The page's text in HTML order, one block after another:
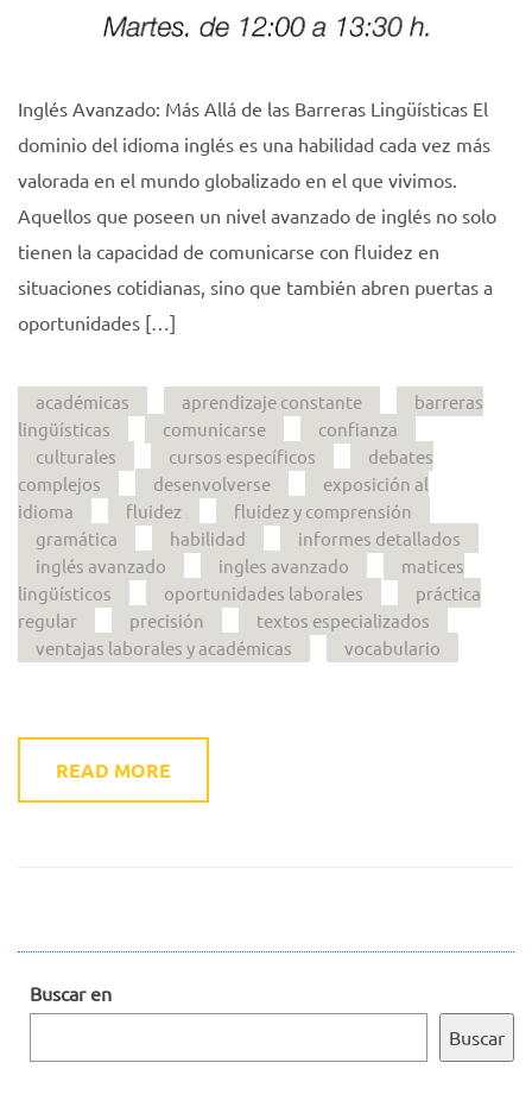
Inglés Avanzado: Más Allá de las Barreras Lingüísticas El
dominio del idioma inglés es una habilidad cada vez más
valorada en el mundo globalizado en el que vivimos.
Aquellos que poseen un nivel avanzado de inglés no solo
tienen la capacidad de comunicarse con fluidez en
situaciones cotidianas, sino que también abren puertas a
oportunidades […]
académicas aprendizaje constante
barreras
lingüísticas
comunicarse
confianza
culturales
cursos específicos
debates
complejos
desenvolverse
exposición al
idioma
fluidez
fluidez y comprensión
gramática
habilidad
informes detallados
inglés avanzado
ingles avanzado
matices
lingüísticos
oportunidades laborales
práctica
regular
precisión
textos especializados
ventajas laborales y académicas
vocabulario
READ MORE
Buscar en
Buscar